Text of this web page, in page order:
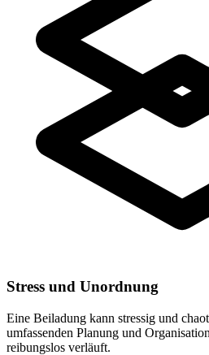
Stress und Unordnung
Eine Beiladung kann stressig und
umfassenden Planung und
reibungslos verläuft.